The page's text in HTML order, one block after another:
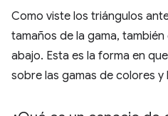
Como viste los triángulos
tamaños de la gama,
abajo. Esta es la forma en
sobre las gamas de colores y